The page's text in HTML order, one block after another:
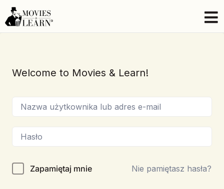
Welcome to Movies & Learn!
Zapamiętaj mnie Nie pamiętasz hasła?